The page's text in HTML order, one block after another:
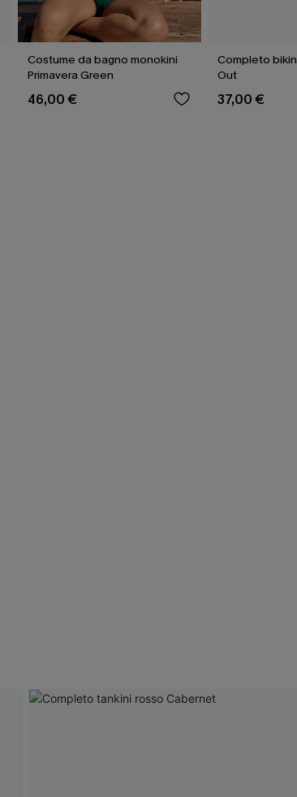
Costume da bagno monokini
Primavera Green
46,00 €
Completo
Out
37,00 €